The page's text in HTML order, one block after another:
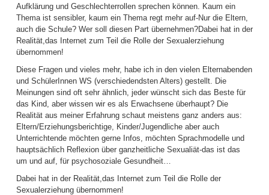
Aufklärung und Geschlechterrollen sprechen können. Kaum ein
Thema ist sensibler, kaum ein Thema regt mehr auf-Nur die Eltern,
auch die Schule? Wer soll diesen Part übernehmen?Dabei hat in der
Realität,das Internet zum Teil die Rolle der Sexualerziehung
übernommen!
Diese Fragen und vieles mehr, habe ich in den vielen Elternabenden
und SchülerInnen WS (verschiedendsten Alters) gestellt. Die
Meinungen sind oft sehr ähnlich, jeder wünscht sich das Beste für
das Kind, aber wissen wir es als Erwachsene überhaupt? Die
Realität aus meiner Erfahrung schaut meistens ganz anders aus:
Eltern/Erziehungsberichtige, Kinder/Jugendliche aber auch
Unterrichtende möchten gerne Infos, möchten Sprachmodelle und
hauptsächlich Reflexion über ganzheitliche Sexualiät-das ist das
um und auf, für psychosoziale Gesundheit…
Dabei hat in der Realität,das Internet zum Teil die Rolle der
Sexualerziehung übernommen!